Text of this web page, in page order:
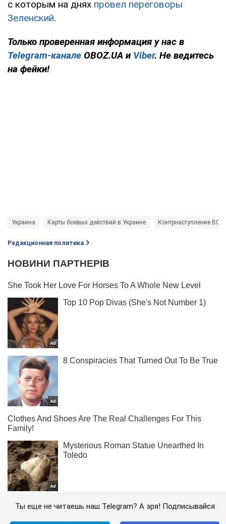
с которым на днях провел переговоры
Зеленский.
Только проверенная информация у нас в
Telegram-канале OBOZ.UA и Viber. Не ведитесь
на фейки!
Украина Карты боевых действий в Украине Контрнаступление ВСУ
Редакционная политика
Ты еще не читаешь наш Telegram? А зря! Подписывайся